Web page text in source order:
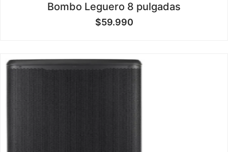
en
0
de
Bombo Leguero 8 pulgadas
$59.990